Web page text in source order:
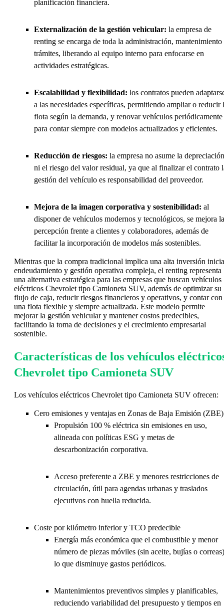
planificación financiera.
Externalización de la gestión vehicular: la empresa de
renting se encarga de toda la administración, mantenimiento
trámites, liberando al equipo interno para enfocarse en
actividades estratégicas.
Escalabilidad y flexibilidad: los contratos pueden
a las necesidades específicas, permitiendo ampliar o reducir
flota según la demanda, y renovar vehículos periódicamente
para contar siempre con modelos actualizados y eficientes.
Reducción de riesgos: la empresa no asume la depreciación
ni el riesgo del valor residual, ya que al finalizar el contrato
gestión del vehículo es responsabilidad del proveedor.
Mejora de la imagen corporativa y sostenibilidad: al
disponer de vehículos modernos y tecnológicos, se mejora la
percepción frente a clientes y colaboradores, además de
facilitar la incorporación de modelos más sostenibles.
Mientras que la compra tradicional implica una alta inversión
endeudamiento y gestión operativa compleja, el renting representa
una alternativa estratégica para las empresas que buscan vehículos
eléctricos Chevrolet tipo Camioneta SUV, además de optimizar su
flujo de caja, reducir riesgos financieros y operativos, y contar con
una flota flexible y siempre actualizada. Este modelo permite
mejorar la gestión vehicular y mantener costos predecibles,
facilitando la toma de decisiones y el crecimiento empresarial
sostenible.
Características de los vehículos
Chevrolet tipo Camioneta SUV
Los vehículos eléctricos Chevrolet tipo Camioneta SUV ofrecen:
Cero emisiones y ventajas en Zonas de Baja Emisión (ZBE)
Propulsión 100 % eléctrica sin emisiones en uso,
alineada con políticas ESG y metas de
descarbonización corporativa.
Acceso preferente a ZBE y menores restricciones de
circulación, útil para agendas urbanas y traslados
ejecutivos con huella reducida.
Coste por kilómetro inferior y TCO predecible
Energía más económica que el combustible y menor
número de piezas móviles (sin aceite, bujías o
lo que disminuye gastos periódicos.
Mantenimientos preventivos simples y planificables,
reduciendo variabilidad del presupuesto y tiempos en